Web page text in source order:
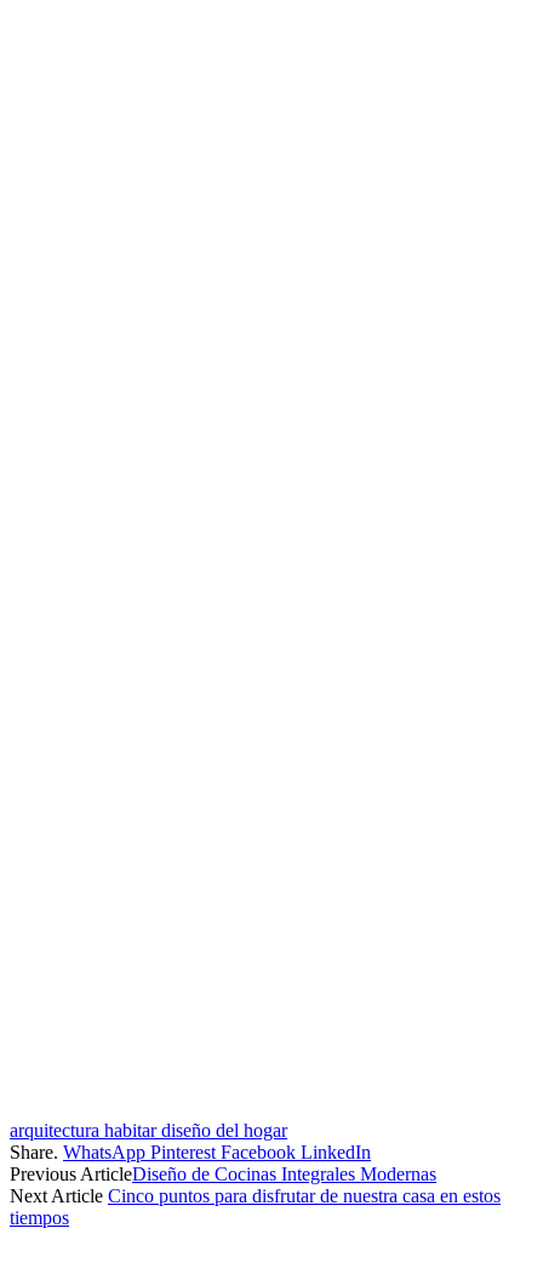
arquitectura habitar diseño del hogar
Share. WhatsApp Pinterest Facebook LinkedIn
Previous ArticleDiseño de Cocinas Integrales Modernas
Next Article Cinco puntos para disfrutar de nuestra casa en estos
tiempos